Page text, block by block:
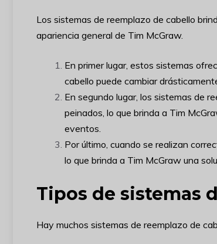
Los sistemas de reemplazo de cabello
apariencia general de Tim McGraw.
En primer lugar, estos sistemas
cabello puede cambiar
En segundo lugar, los sistemas de
peinados, lo que brinda a Tim
eventos.
Por último, cuando se realizan
lo que brinda a Tim McGraw una
Tipos de sistemas
Hay muchos sistemas de reemplazo de